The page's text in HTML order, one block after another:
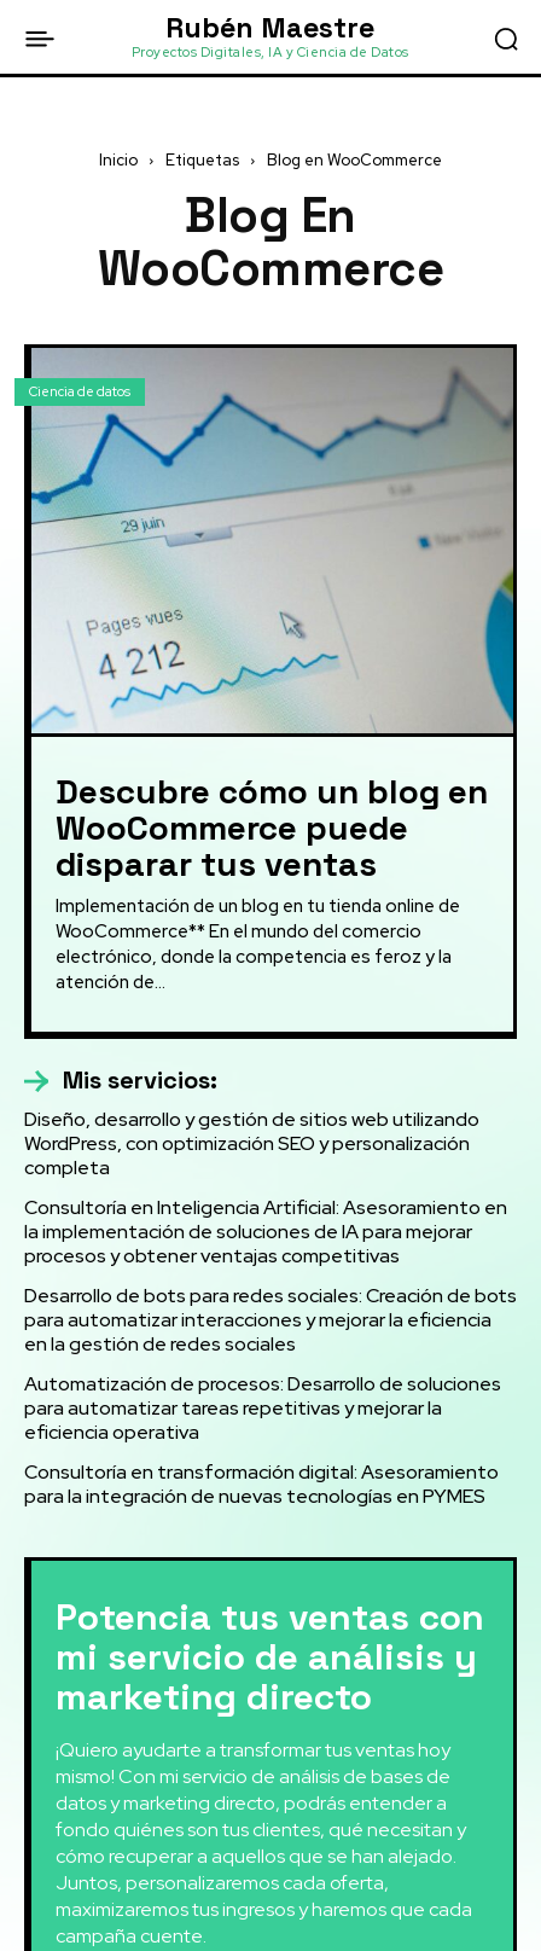
Rubén Maestre
Proyectos Digitales, IA y Ciencia de Datos
Inicio Etiquetas Blog en WooCommerce
Blog En
WooCommerce
Ciencia de datos
Descubre cómo un blog en
WooCommerce puede
disparar tus ventas
Implementación de un blog en tu tienda online de
WooCommerce** En el mundo del comercio
electrónico, donde la competencia es feroz y la
atención de...
Mis servicios:
Diseño, desarrollo y gestión de sitios web utilizando
WordPress, con optimización SEO y personalización
completa
Consultoría en Inteligencia Artificial: Asesoramiento en
la implementación de soluciones de IA para mejorar
procesos y obtener ventajas competitivas
Desarrollo de bots para redes sociales: Creación de bots
para automatizar interacciones y mejorar la eficiencia
en la gestión de redes sociales
Automatización de procesos: Desarrollo de soluciones
para automatizar tareas repetitivas y mejorar la
eficiencia operativa
Consultoría en transformación digital: Asesoramiento
para la integración de nuevas tecnologías en PYMES
Potencia tus ventas con
mi servicio de análisis y
marketing directo
¡Quiero ayudarte a transformar tus ventas hoy
mismo! Con mi servicio de análisis de bases de
datos y marketing directo, podrás entender a
fondo quiénes son tus clientes, qué necesitan y
cómo recuperar a aquellos que se han alejado.
Juntos, personalizaremos cada oferta,
maximizaremos tus ingresos y haremos que cada
campaña cuente.